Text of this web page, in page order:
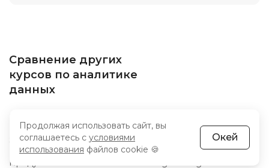
Сравнение других
курсов по аналитике
данных
Big Data
Машинное обучение
SQL для анализа данных
Веб-аналитика
Бизнес-аналитика
Системная аналитика
Продуктовая аналитика
Продолжая использовать сайт, вы
соглашаетесь с условиями
использования файлов cookie 🍪
Окей